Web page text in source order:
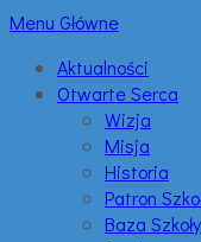
Menu Główne
Aktualności
Otwarte Serca
Wizja
Misja
Historia
Patron
Baza Szkoły